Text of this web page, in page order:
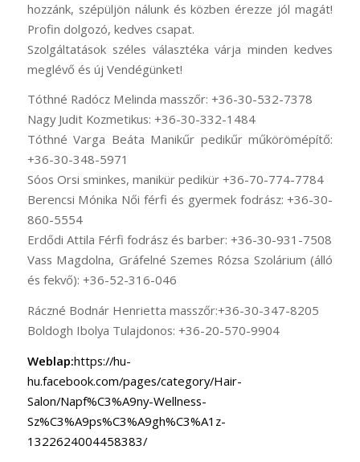
hozzánk, szépüljön nálunk és közben érezze jól magát!
Profin dolgozó, kedves csapat.
Szolgáltatások széles választéka várja minden kedves
meglévő és új Vendégünket!
Tóthné Radócz Melinda masszőr: +36-30-532-7378
Nagy Judit Kozmetikus: +36-30-332-1484
Tóthné Varga Beáta Manikűr pedikűr műkörömépítő:
+36-30-348-5971
Sóos Orsi sminkes, manikür pedikür +36-70-774-7784
Berencsi Mónika Női férfi és gyermek fodrász: +36-30-
860-5554
Erdődi Attila Férfi fodrász és barber: +36-30-931-7508
Vass Magdolna, Gráfelné Szemes Rózsa Szolárium (álló
és fekvő): +36-52-316-046
Ráczné Bodnár Henrietta masszőr:+36-30-347-8205
Boldogh Ibolya Tulajdonos: +36-20-570-9904
Weblap:https://hu-
hu.facebook.com/pages/category/Hair-
Salon/Napf%C3%A9ny-Wellness-
Sz%C3%A9ps%C3%A9gh%C3%A1z-
1322624004458383/